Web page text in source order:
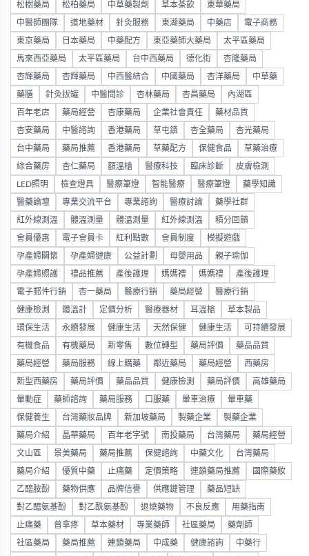
松樹藥局 松柏藥局 中草藥製劑 草本茶飲 東華藥局
中醫師團隊 道地藥材 針灸服務 東湖藥局 中藥店 電子商務
東京藥局 日本藥局 中藥配方 東亞藥師大藥局 太平區藥局
馬來西亞藥局 太平區藥局 台中西藥局 德化街 杏隆藥局
杏輝藥局 杏輝藥局 中西醫結合 中國藥局 杏洋藥局 中草藥
藥膳 針灸拔罐 中醫問診 杏林藥局 杏昌藥局 內湖區
百年老店 藥局經營 杏康藥局 企業社會責任 藥材品質
杏安藥局 中醫諮詢 香港藥局 草屯鎮 杏全藥局 杏光藥局
台中藥局 藥局推薦 香港藥局 草藥配方 保健食品 草藥治療
綜合藥房 杏仁藥局 額溫槍 醫療科技 臨床診斷 皮膚檢測
LED照明 檢查燈具 醫療筆燈 智能醫療 醫療筆燈 藥學知識
醫藥論壇 專業交流平台 專業諮詢 醫療討論 藥學社群
紅外線測溫 體溫測量 體溫測量 紅外線測溫 積分回饋
會員優惠 電子會員卡 紅利點數 會員制度 模擬遊戲
孕產婦關懷 孕產婦健康 公益計劃 母嬰用品 親子瑜伽
孕產婦照護 禮品推薦 產後護理 媽媽禮 媽媽禮 產後護理
電子郵件行銷 杏一藥局 醫療行銷 藥局經營 醫療行銷
健康檢測 體溫計 定價分析 醫療器材 耳溫槍 草本製品
環保生活 永續發展 健康生活 天然保健 健康生活 可持續發展
有機食品 有機藥局 新零售 數位轉型 藥局評價 藥品品質
藥局經營 藥局服務 線上購藥 鄰近藥局 藥局經營 西藥房
新型西藥房 藥局評價 藥品品質 健康檢測 藥局評價 高雄藥局
暈動症 藥師諮詢 藥局服務 口服藥 暈車治療 暈車藥
保健養生 台灣藥妝品牌 新加坡藥局 製藥企業 製藥企業
藥局介紹 晶華藥局 百年老字號 南投藥局 台灣藥局 藥局經營
文山區 景美藥局 藥局推薦 保健諮詢 中藥文化 台灣藥局
藥局介紹 優質中藥 止痛藥 定價策略 連鎖藥局推薦 國際藥妝
乙醯胺酚 藥物供應 品牌信譽 供應鏈管理 藥品短缺
對乙醯氨基酚 對乙酰氨基酚 退燒藥物 不良反應 用藥指南
止痛藥 普拿疼 草本藥材 專業藥師 社區藥局 藥劑師
社區藥局 藥局推薦 連鎖藥局 中成藥 健康諮詢 中藥行